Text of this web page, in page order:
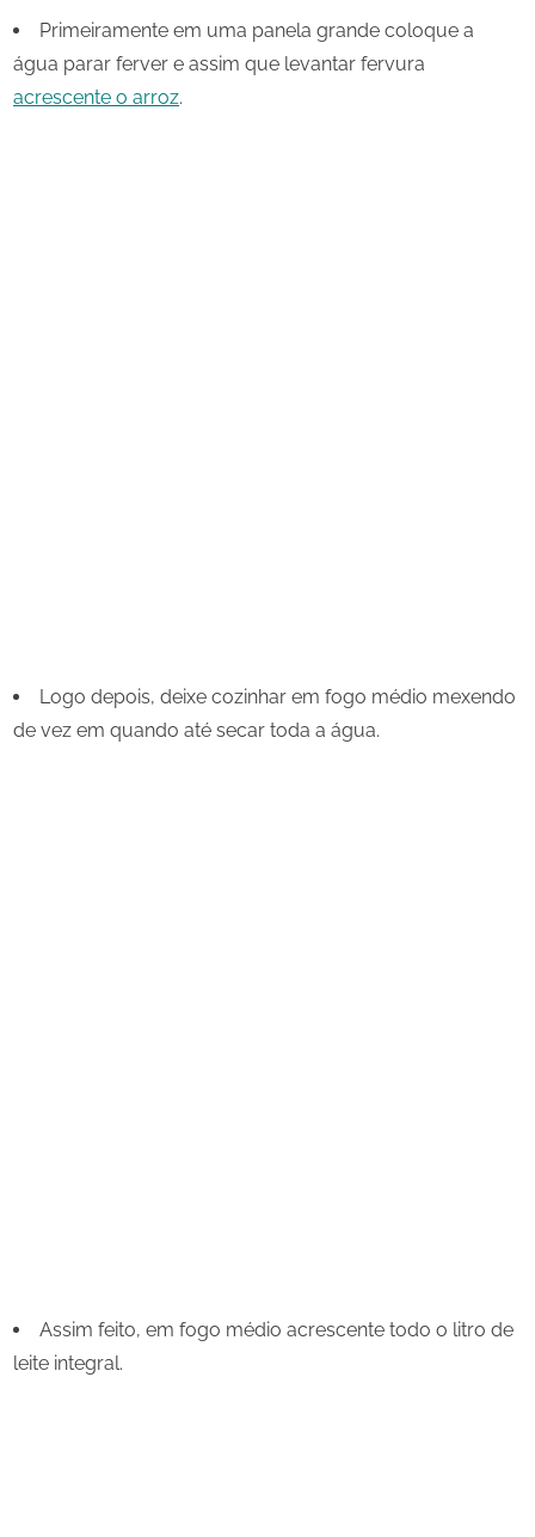
Primeiramente em uma panela grande coloque a
água parar ferver e assim que levantar fervura
acrescente o arroz.
Logo depois, deixe cozinhar em fogo médio mexendo
de vez em quando até secar toda a água.
Assim feito, em fogo médio acrescente todo o litro de
leite integral.